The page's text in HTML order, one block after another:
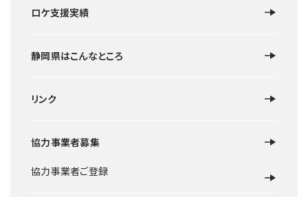
ロケ支援実績
静岡県はこんなところ
リンク
協力事業者募集
協力事業者ご登録